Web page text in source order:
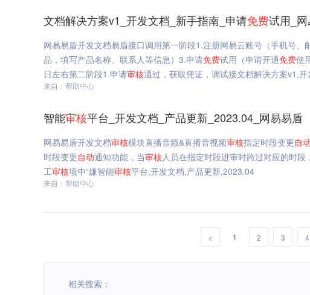
文档解决方案v1_开发文档_新手指南_申请免费试用_
网易易盾开发文档易盾接口调用第一阶段1.注册网易云账号（手机号
品，填写产品名称、联系人等信息）3.申请免费试用（申请开通免费使
日左右第二阶段1.申请审核通过，获取凭证，调试接文档解决方案v1,
来自：帮助中心
智能审核平台_开发文档_产品更新_2023.04_网易易盾
网易易盾开发文档审核模块直播音频&直播音视频审核指定时段变更自动
时段变更自动通知功能，当审核人员在指定时段进审时跨过对应的时
工审核项中“嫌智能审核平台,开发文档,产品更新,2023.04
来自：帮助中心
< 1 2 3 4
相关搜索：